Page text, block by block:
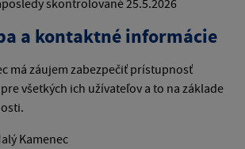
skontrolované 25.5.2026
a kontaktné informácie
má záujem zabezpečiť prístupnosť
všetkých ich užívateľov a to na základe
Kamenec